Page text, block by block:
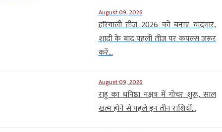
August 09, 2026
हरियाली तीज 2026 को बनाएं यादगार,
शादी के बाद पहली तीज पर कपल्स जरूर
करें...
August 09, 2026
राहु का धनिष्ठा नक्षत्र में गोचर शुरू, साल
खत्म होने से पहले इन तीन राशियों...